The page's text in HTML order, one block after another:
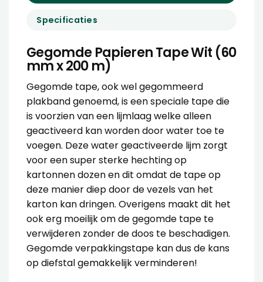
Specificaties
Gegomde Papieren Tape Wit (60
mm x 200 m)
Gegomde tape, ook wel gegommeerd
plakband genoemd, is een speciale tape die
is voorzien van een lijmlaag welke alleen
geactiveerd kan worden door water toe te
voegen. Deze water geactiveerde lijm zorgt
voor een super sterke hechting op
kartonnen dozen en dit omdat de tape op
deze manier diep door de vezels van het
karton kan dringen. Overigens maakt dit het
ook erg moeilijk om de gegomde tape te
verwijderen zonder de doos te beschadigen.
Gegomde verpakkingstape kan dus de kans
op diefstal gemakkelijk verminderen!